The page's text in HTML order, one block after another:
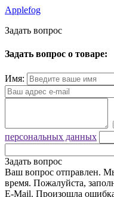
Applefog
Задать вопрос
Задать вопрос о товаре:
Имя:
персональных данных
Задать вопрос
Ваш вопрос отправлен.
время. Пожалуйста,
E-Mail. Произошла